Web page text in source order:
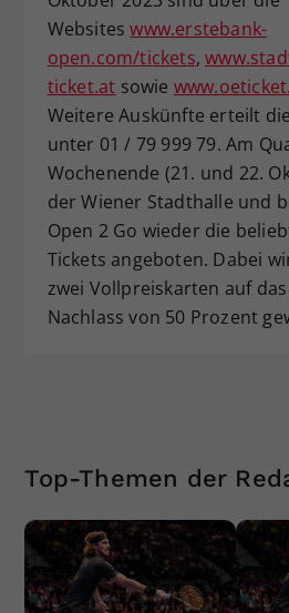
Websiteswww.erstebank-
open.com/tickets,
ticket.at sowie
Weitere Auskünfte erteilt
unter 01 / 79 999 79. Am
Wochenende (21. und 22.
der Wiener Stadthalle und
Open 2 Go wieder die
Tickets angeboten. Dabei
zwei Vollpreiskarten auf
Nachlass von 50 Prozent
Top-Themen der